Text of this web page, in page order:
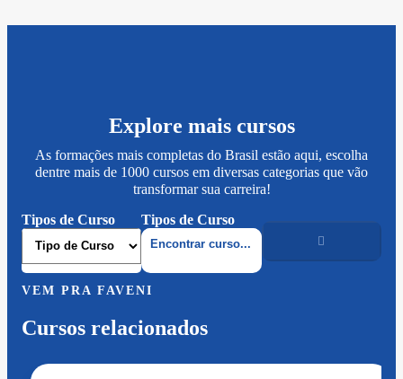
Explore mais cursos
As formações mais completas do Brasil estão aqui, escolha
dentre mais de 1000 cursos em diversas categorias que vão
transformar sua carreira!
Tipos de Curso
Tipos de Curso
VEM PRA FAVENI
Cursos relacionados